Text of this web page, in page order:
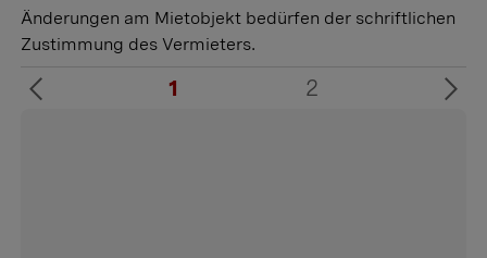
Änderungen am Mietobjekt bedürfen der schriftlichen
Zustimmung des Vermieters.
1 2